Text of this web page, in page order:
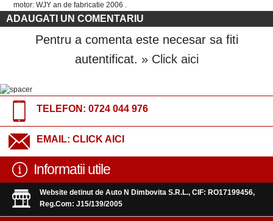
motor: WJY an de fabricatie 2006 .
ADAUGATI UN COMENTARIU
Pentru a comenta este necesar sa fiti
autentificat. » Click aici
TELEFON: 0724 044 976
EMAIL: CLICK AICI
Informatii utile
Website detinut de Auto N Dimbovita S.R.L., CIF: RO17199456,
Reg.Com: J15/139/2005